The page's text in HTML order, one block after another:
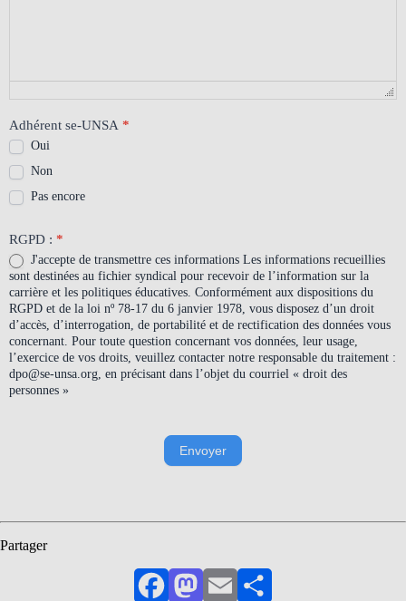
Adhérent se-UNSA *
Oui
Non
Pas encore
RGPD : *
J'accepte de transmettre ces informations Les informations recueillies
sont destinées au fichier syndical pour recevoir de l’information sur la
carrière et les politiques éducatives. Conformément aux dispositions du
RGPD et de la loi nº 78-17 du 6 janvier 1978, vous disposez d’un droit
d’accès, d’interrogation, de portabilité et de rectification des données vous
concernant. Pour toute question concernant vos données, leur usage,
l’exercice de vos droits, veuillez contacter notre responsable du traitement :
dpo@se-unsa.org, en précisant dans l’objet du courriel « droit des
personnes »
Envoyer
Partager